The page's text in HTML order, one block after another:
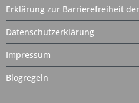
Erklärung zur Barrierefreiheit
Datenschutzerklärung
Impressum
Blogregeln